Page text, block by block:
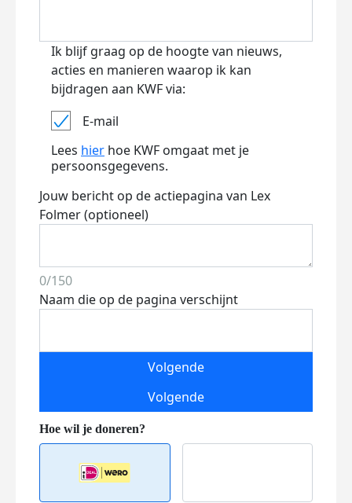
Ik blijf graag op de hoogte van nieuws,
acties en manieren waarop ik kan
bijdragen aan KWF via:
E-mail
Lees hier hoe KWF omgaat met je
persoonsgegevens.
Jouw bericht op de actiepagina van Lex
Folmer (optioneel)
0/150
Naam die op de pagina verschijnt
Volgende
Volgende